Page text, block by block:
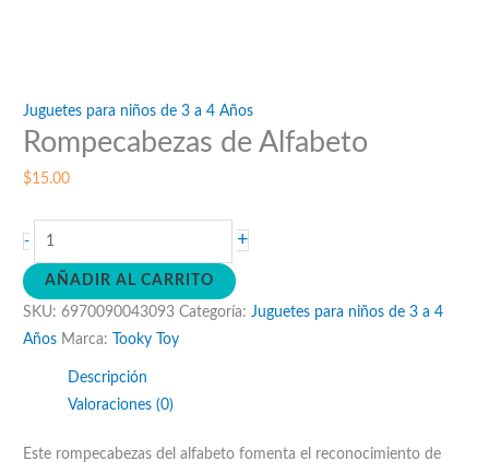
Juguetes para niños de 3 a 4 Años
Rompecabezas de Alfabeto
$15.00
-
Rompecabezas
de
Alfabeto
cantidad
+
AÑADIR AL CARRITO
SKU:6970090043093 Categoría:Juguetes para niños de 3 a 4
Años Marca: Tooky Toy
Descripción
Valoraciones (0)
Este rompecabezas del alfabeto fomenta el reconocimiento de